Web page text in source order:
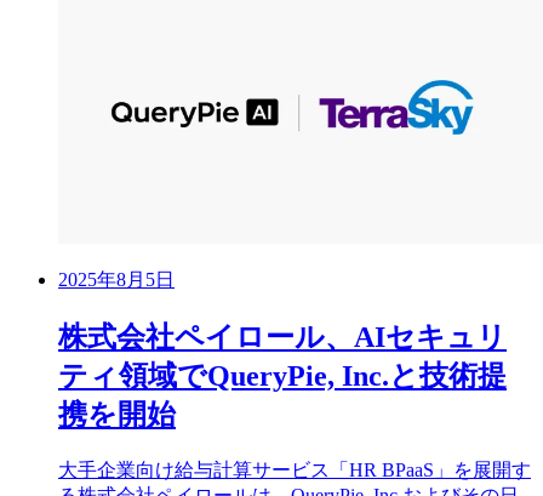
2025年8月5日
株式会社ペイロール、AIセキュリ
ティ領域でQueryPie, Inc.と技術提
携を開始
大手企業向け給与計算サービス「HR BPaaS」を展開す